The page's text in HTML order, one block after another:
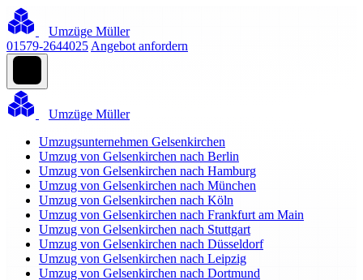
Umzüge Müller
01579-2644025 Angebot anfordern
Umzüge Müller
Umzugsunternehmen Gelsenkirchen
Umzug von Gelsenkirchen nach Berlin
Umzug von Gelsenkirchen nach Hamburg
Umzug von Gelsenkirchen nach München
Umzug von Gelsenkirchen nach Köln
Umzug von Gelsenkirchen nach Frankfurt am Main
Umzug von Gelsenkirchen nach Stuttgart
Umzug von Gelsenkirchen nach Düsseldorf
Umzug von Gelsenkirchen nach Leipzig
Umzug von Gelsenkirchen nach Dortmund